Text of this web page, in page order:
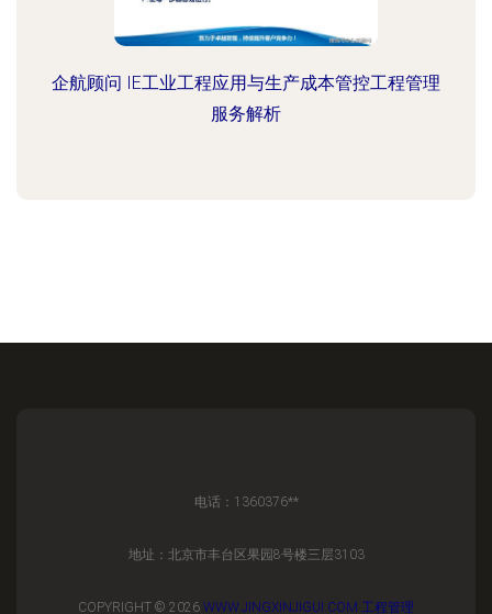
企航顾问 IE工业工程应用与生产成本管控工程管理
服务解析
电话：1360376**
地址：北京市丰台区果园8号楼三层3103
COPYRIGHT © 2026 WWW.JINGXINJIGUI.COM 工程管理